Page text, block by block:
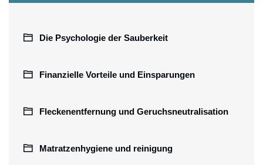
Die Psychologie der Sauberkeit
Finanzielle Vorteile und Einsparungen
Fleckenentfernung und Geruchsneutralisation
Matratzenhygiene und reinigung